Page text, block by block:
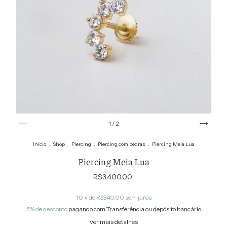
1 /2
Início . Shop . Piercing . Piercing com pedras . Piercing Meia Lua
Piercing Meia Lua
R$3.400,00
10 x de R$340,00 sem juros
5% de descontopagando com Transferência ou depósito bancário
Ver mais detalhes